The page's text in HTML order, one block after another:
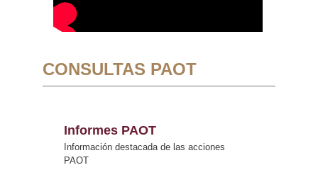
CONSULTAS PAOT
Informes PAOT
Información destacada de las acciones
PAOT